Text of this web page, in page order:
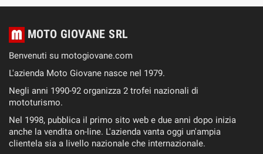
MOTO GIOVANE SRL
Benvenuti su motogiovane.com
L'azienda Moto Giovane nasce nel 1979.
Negli anni 1990-92 organizza 2 trofei nazionali di
mototurismo.
Nel 1998, pubblica il primo sito web e due anni dopo inizia
anche la vendita on-line. L'azienda vanta oggi un'ampia
clientela sia a livello nazionale che internazionale.